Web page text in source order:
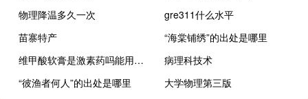
物理降温多久一次
gre311什么水平
苗寨特产
“海棠铺绣”的出处是哪里
维甲酸软膏是激素药吗能用吗（维甲酸软膏是激素药吗）
病理科技术
“彼渔者何人”的出处是哪里
大学物理第三版